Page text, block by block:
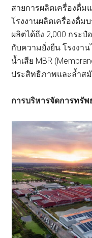
สายการผลิตเครื่องดื่ม
โรงงานผลิตเครื่องดื่ม
ผลิตได้ถึง 2,000 กระ
กับความยั่งยืน โรงงา
น้ำเสีย MBR
ประสิทธิภาพและล้ำส
การบริหารจัดการทรั